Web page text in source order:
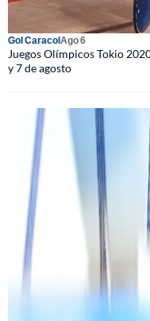
Gol CaracolAgo 6
Juegos Olímpicos Tokio
y 7 de agosto